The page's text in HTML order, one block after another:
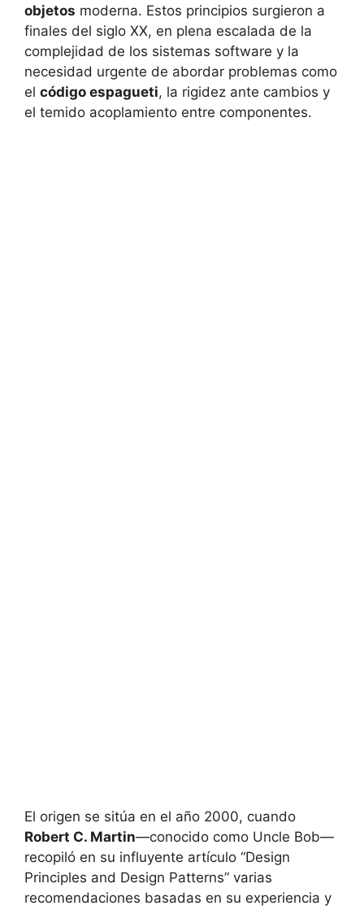
objetos moderna. Estos principios surgieron a
finales del siglo XX, en plena escalada de la
complejidad de los sistemas software y la
necesidad urgente de abordar problemas como
el código espagueti, la rigidez ante cambios y
el temido acoplamiento entre componentes.
El origen se sitúa en el año 2000, cuando
Robert C. Martin—conocido como Uncle Bob—
recopiló en su influyente artículo “Design
Principles and Design Patterns” varias
recomendaciones basadas en su experiencia y